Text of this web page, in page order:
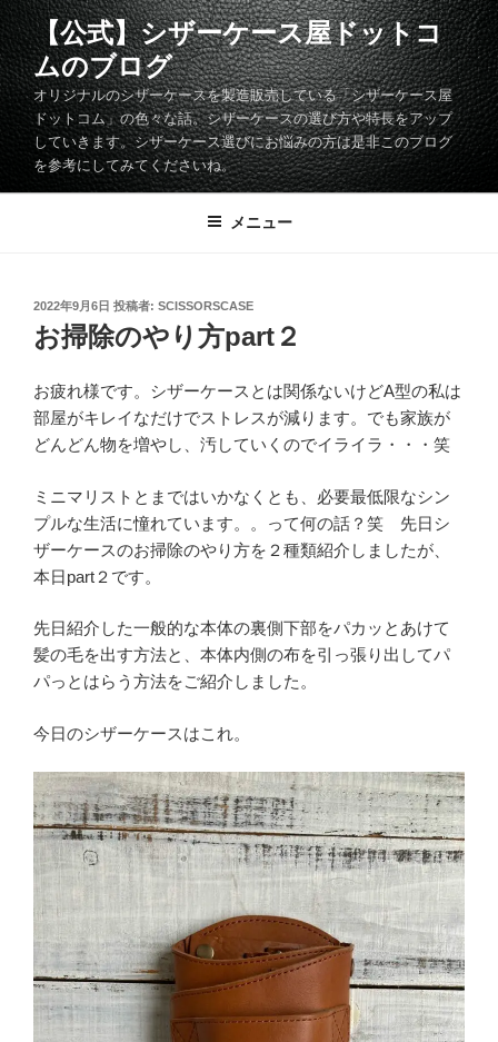
コ
ン
テ
ン
キ
【公式】シザーケース屋ドットコ
ムのブログ
オリジナルのシザーケースを製造販売している「シザーケース屋
ドットコム」の色々な話。シザーケースの選び方や特長をアップ
していきます。シザーケース選びにお悩みの方は是非このブログ
を参考にしてみてくださいね。
メニュー
投
稿
日:
2022年9月6日 投稿者: SCISSORSCASE
お掃除のやり方part２
お疲れ様です。シザーケースとは関係ないけどA型の私は
部屋がキレイなだけでストレスが減ります。でも家族が
どんどん物を増やし、汚していくのでイライラ・・・笑
ミニマリストとまではいかなくとも、必要最低限なシン
プルな生活に憧れています。。って何の話？笑 先日シ
ザーケースのお掃除のやり方を２種類紹介しましたが、
本日part２です。
先日紹介した一般的な本体の裏側下部をパカッとあけて
髪の毛を出す方法と、本体内側の布を引っ張り出してパ
パっとはらう方法をご紹介しました。
今日のシザーケースはこれ。